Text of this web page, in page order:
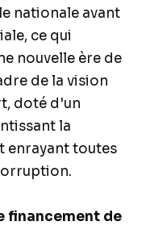
nationale avant
ce qui
nouvelle ère de
de la vision
doté d'un
la
enrayant toutes
financement de